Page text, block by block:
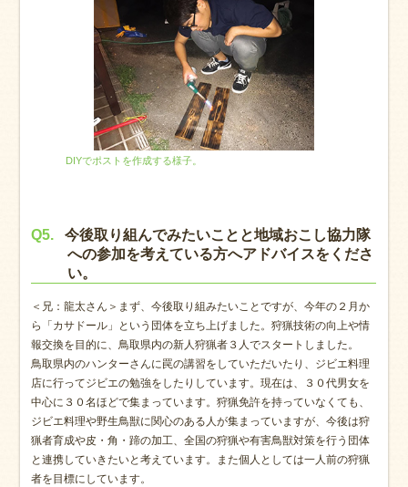
DIYでポストを作成する様子。
Q5.
今後取り組んでみたいことと地域おこし協力隊
への参加を考えている方へアドバイスをくださ
い。
＜兄：龍太さん＞まず、今後取り組みたいことですが、今年の２月か
ら「カサドール」という団体を立ち上げました。狩猟技術の向上や情
報交換を目的に、鳥取県内の新人狩猟者３人でスタートしました。
鳥取県内のハンターさんに罠の講習をしていただいたり、ジビエ料理
店に行ってジビエの勉強をしたりしています。現在は、３０代男女を
中心に３０名ほどで集まっています。狩猟免許を持っていなくても、
ジビエ料理や野生鳥獣に関心のある人が集まっていますが、今後は狩
猟者育成や皮・角・蹄の加工、全国の狩猟や有害鳥獣対策を行う団体
と連携していきたいと考えています。また個人としては一人前の狩猟
者を目標にしています。